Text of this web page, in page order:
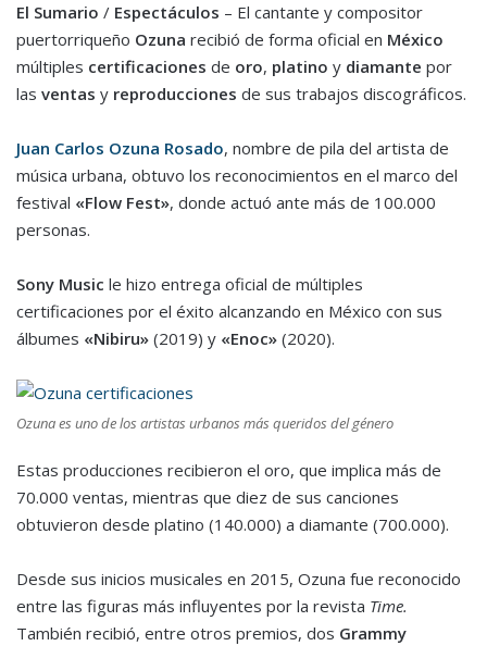
El Sumario / Espectáculos – El cantante y compositor
puertorriqueño Ozuna recibió de forma oficial en México
múltiples certificaciones de oro, platino y diamante por
las ventas y reproducciones de sus trabajos discográficos.
Juan Carlos Ozuna Rosado, nombre de pila del artista de
música urbana, obtuvo los reconocimientos en el marco del
festival «Flow Fest», donde actuó ante más de 100.000
personas.
Sony Music le hizo entrega oficial de múltiples
certificaciones por el éxito alcanzando en México con sus
álbumes «Nibiru» (2019) y «Enoc» (2020).
Ozuna es uno de los artistas urbanos más queridos del género
Estas producciones recibieron el oro, que implica más de
70.000 ventas, mientras que diez de sus canciones
obtuvieron desde platino (140.000) a diamante (700.000).
Desde sus inicios musicales en 2015, Ozuna fue reconocido
entre las figuras más influyentes por la revista Time.
También recibió, entre otros premios, dos Grammy